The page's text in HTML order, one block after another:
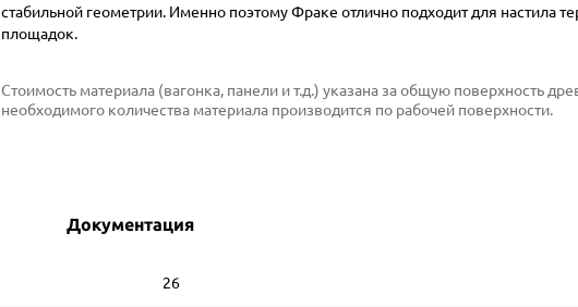
стабильной геометрии. Именно поэтому Фраке отлично подходит для настила
площадок.
Стоимость материала (вагонка, панели и т.д.) указана за общую поверхность
необходимого количества материала производится по рабочей поверхности.
Документация
26